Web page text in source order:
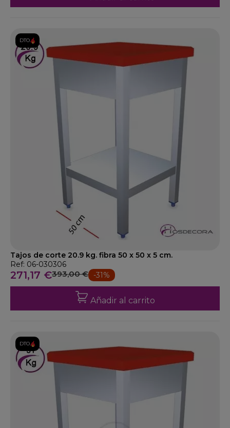
DTO.
Tajos de corte 20.9 kg. fibra 50 x 50 x 5 cm.
Ref: 06-030306
271,17 €393,00 € -31%
Añadir al carrito
DTO.